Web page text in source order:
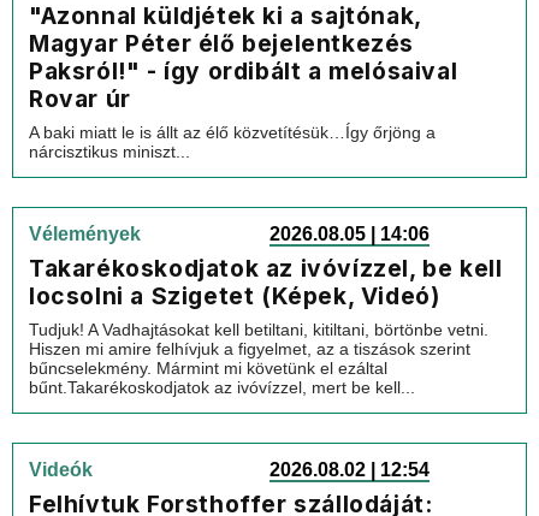
"Azonnal küldjétek ki a sajtónak,
Magyar Péter élő bejelentkezés
Paksról!" - így ordibált a melósaival
Rovar úr
A baki miatt le is állt az élő közvetítésük…Így őrjöng a
nárcisztikus miniszt...
Vélemények 2026.08.05 | 14:06
Takarékoskodjatok az ivóvízzel, be kell
locsolni a Szigetet (Képek, Videó)
Tudjuk! A Vadhajtásokat kell betiltani, kitiltani, börtönbe vetni.
Hiszen mi amire felhívjuk a figyelmet, az a tiszások szerint
bűncselekmény. Mármint mi követünk el ezáltal
bűnt.Takarékoskodjatok az ivóvízzel, mert be kell...
Videók 2026.08.02 | 12:54
Felhívtuk Forsthoffer szállodáját: